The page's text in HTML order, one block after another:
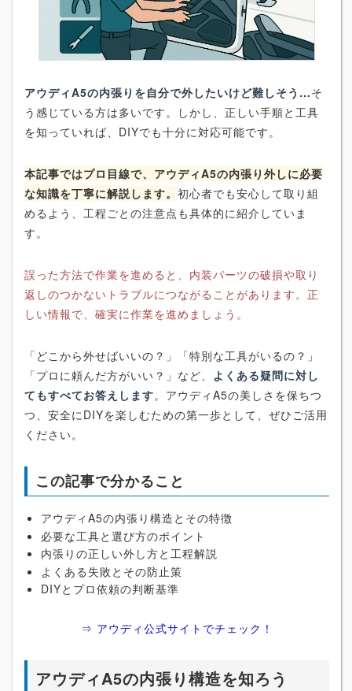
アウディA5の内張りを自分で外したいけど難しそう…そ
う感じている方は多いです。しかし、正しい手順と工具
を知っていれば、DIYでも十分に対応可能です。
本記事ではプロ目線で、アウディA5の内張り外しに必要
な知識を丁寧に解説します。 初心者でも安心して取り組
めるよう、工程ごとの注意点も具体的に紹介していま
す。
誤った方法で作業を進めると、内装パーツの破損や取り
返しのつかないトラブルにつながることがあります。正
しい情報で、確実に作業を進めましょう。
「どこから外せばいいの？」「特別な工具がいるの？」
「プロに頼んだ方がいい？」など、 よくある疑問に対し
てもすべてお答えします。アウディA5の美しさを保ちつ
つ、安全にDIYを楽しむための第一歩として、ぜひご活用
ください。
この記事で分かること
アウディA5の内張り構造とその特徴
必要な工具と選び方のポイント
内張りの正しい外し方と工程解説
よくある失敗とその防止策
DIYとプロ依頼の判断基準
⇒ アウディ公式サイトでチェック！
アウディA5の内張り構造を知ろう